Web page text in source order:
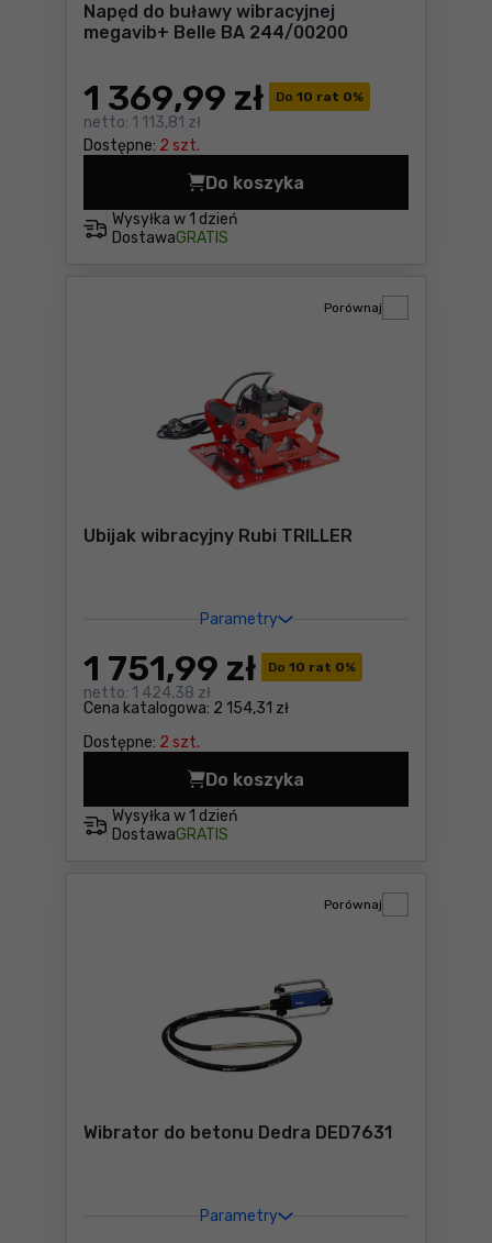
Napęd do buławy wibracyjnej
megavib+ Belle BA 244/00200
Do 10 rat 0%
1 369,99 zł
netto: 1 113,81 zł
Dostępne: 2 szt.
Wysyłka w 1 dzień
DostawaGRATIS
Do koszyka
Napęd do buławy
Ubijak wibracyjny Rubi TRILLER
Parametry
Do 10 rat 0%
Cena katalogowa: 2 154,31 zł
1 751,99 zł
netto: 1 424,38 zł
Dostępne: 2 szt.
Porównaj
Wysyłka w 1 dzień
DostawaGRATIS
Do koszyka
Ubijak wibracyjny Rubi
Wibrator do betonu Dedra DED7631
Parametry
Porównaj